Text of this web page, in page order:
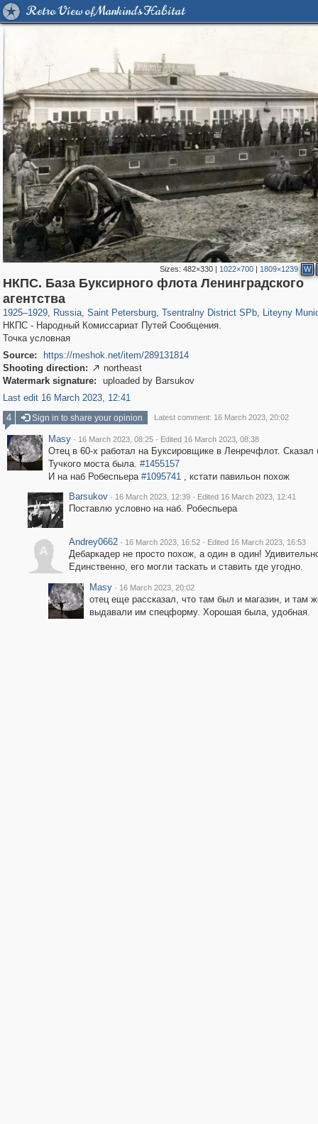
Retro View of Mankind's Habitat
Sizes: 482×330| 1022×700| 1809×1239 W
НКПС. База Буксирного флота Ленинградского
агентства
1925–1929, Russia, Saint Petersburg
197,173
, Tsentralny District SPb, Liteyny
НКПС - Народный Комиссариат Путей Сообщения.
Точка условная
Source:
https://meshok.net/item/289131814
Shooting direction:  northeast
Watermark signature:
uploaded by Barsukov
Last edit 16 March 2023, 12:41
4
Sign in to share your opinion Latest comment: 16 March 2023, 20:02
Masy · 16 March 2023, 08:25 · Edited 16 March 2023, 08:38
Отец в 60-х работал на Буксировщике в Ленречфлот. Сказал
Тучкого моста была. #1455157
И на наб Робеспьера #1095741, кстати павильон похож
Barsukov · 16 March 2023, 12:39 · Edited 16 March 2023, 12:41
Поставлю условно на наб. Робеспьера
A
Andrey0662 · 16 March 2023, 16:52 · Edited 16 March 2023, 16:53
Дебаркадер не просто похож, а один в один!
Единственно, его могли таскать и ставить где угодно.
Masy · 16 March 2023, 20:02
отец еще рассказал, что там был и магазин, и там
выдавали им спецформу. Хорошая была, удобная.